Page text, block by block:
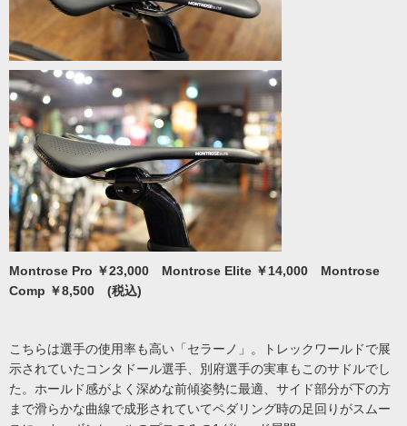
Montrose Pro ￥23,000 Montrose Elite ￥14,000 Montrose
Comp ￥8,500 (税込)
こちらは選手の使用率も高い「セラーノ」。トレックワールドで展
示されていたコンタドール選手、別府選手の実車もこのサドルでし
た。ホールド感がよく深めな前傾姿勢に最適、サイド部分が下の方
まで滑らかな曲線で成形されていてペダリング時の足回りがスムー